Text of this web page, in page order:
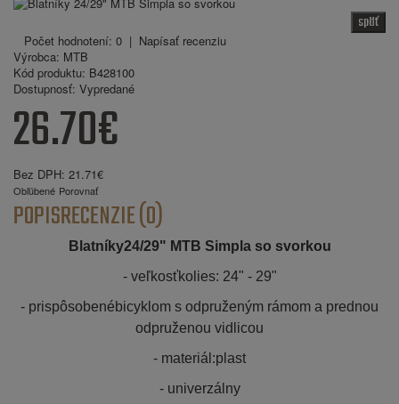
späť
Počet hodnotení: 0 | Napísať recenziu
Výrobca: MTB
Kód produktu: B428100
Dostupnosť: Vypredané
26.70€
Bez DPH: 21.71€
Obľúbené Porovnať
POPISRECENZIE (0)
Blatníky24/29" MTB Simpla so svorkou
- veľkosťkolies: 24" - 29"
- prispôsobenébicyklom s odpruženým rámom a prednou
odpruženou vidlicou
- materiál:plast
- univerzálny